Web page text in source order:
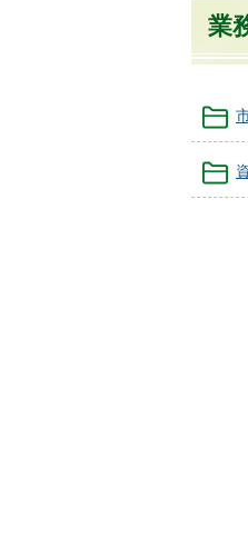
業